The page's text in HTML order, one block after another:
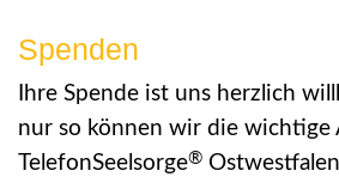
Spenden
Ihre Spende ist uns herzlich
nur so können wir die wichtige
TelefonSeelsorge®